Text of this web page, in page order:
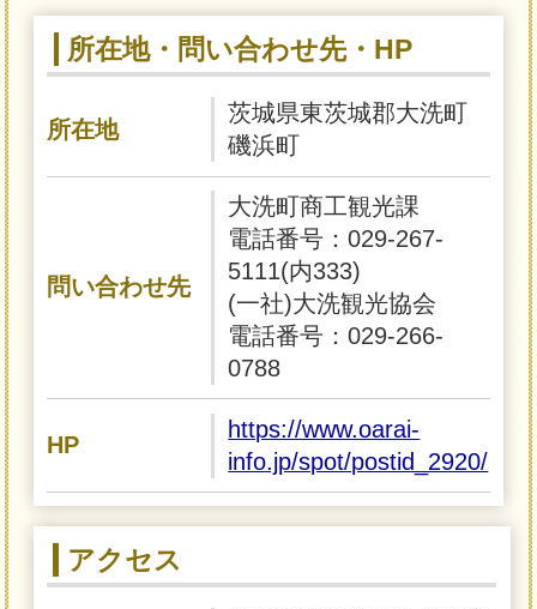
所在地・問い合わせ先・HP
所在地
茨城県東茨城郡大洗町
磯浜町
問い合わせ先
大洗町商工観光課
電話番号：029-267-
5111(内333)
(一社)大洗観光協会
電話番号：029-266-
0788
HP
https://www.oarai-
info.jp/spot/postid_2920/
アクセス